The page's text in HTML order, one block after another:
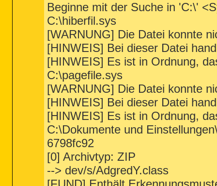
Beginne mit der Suche in 'C:\'
C:\hiberfil.sys
[WARNUNG] Die Datei konnte
[HINWEIS] Bei dieser Datei
[HINWEIS] Es ist in Ordnung,
C:\pagefile.sys
[WARNUNG] Die Datei konnte
[HINWEIS] Bei dieser Datei
[HINWEIS] Es ist in Ordnung,
C:\Dokumente und
6798fc92
[0] Archivtyp: ZIP
--> dev/s/AdgredY.class